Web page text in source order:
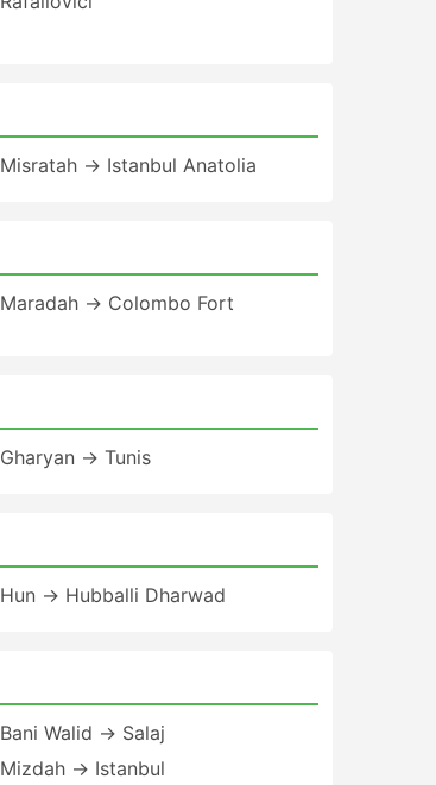
Misratah → Istanbul Anatolia
Maradah → Colombo Fort
Gharyan → Tunis
Hun → Hubballi Dharwad
Bani Walid → Salaj
Mizdah → Istanbul